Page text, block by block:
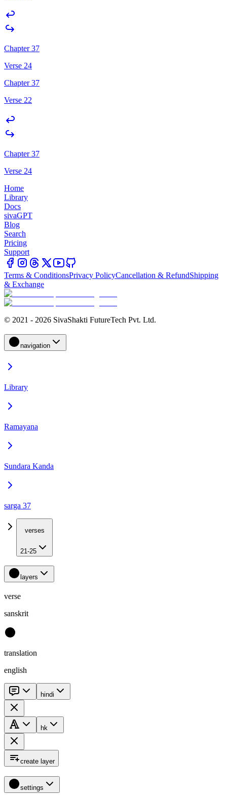
Chapter 37
Verse 24
Chapter 37
Verse 22
Chapter 37
Verse 24
Home
Library
Docs
sivaGPT
Blog
Search
Pricing
Support
Terms & ConditionsPrivacy PolicyCancellation & RefundShipping
& Exchange
© 2021 - 2026 SivaShakti FutureTech Pvt. Ltd.
navigation
Library
Ramayana
Sundara Kanda
sarga 37
verses
21-25
layers
verse
sanskrit
translation
english
hindi
hk
create layer
settings